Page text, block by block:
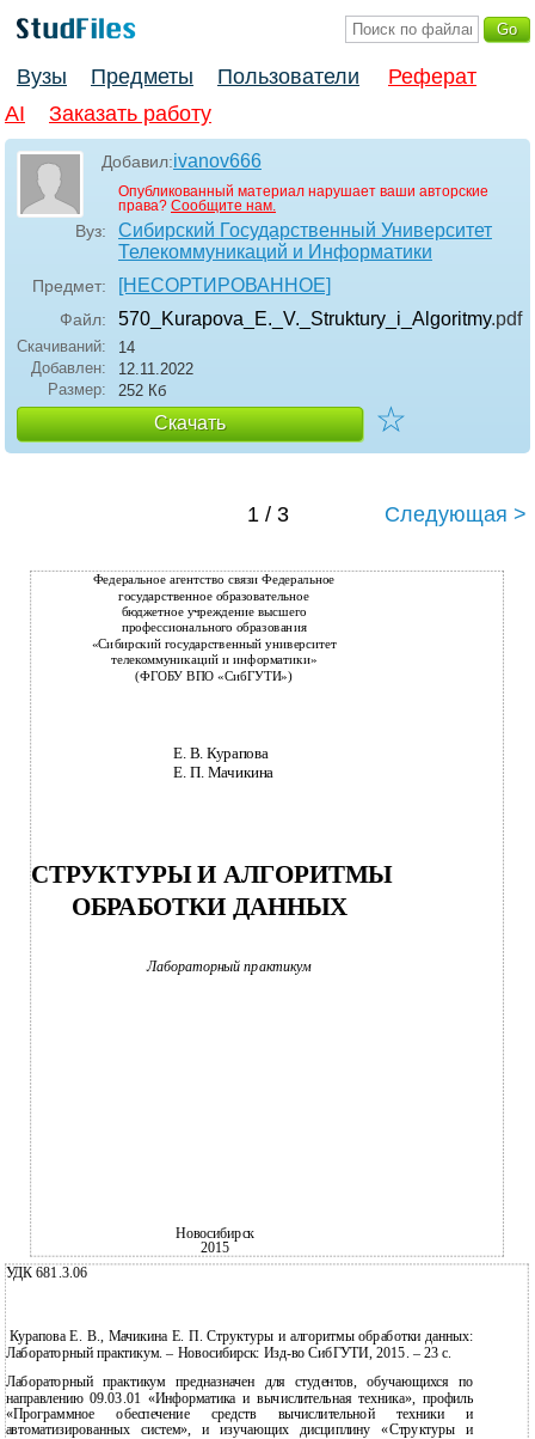
Вузы Предметы Пользователи
Реферат
AI
Заказать работу
Добавил:ivanov666
Опубликованный материал нарушает ваши авторские
права? Сообщите нам.
Вуз:
Сибирский Государственный Университет
Телекоммуникаций и Информатики
Предмет: [НЕСОРТИРОВАННОЕ]
Файл: 570_Kurapova_E._V._Struktury_i_Algoritmy.pdf
Скачиваний:
14
Добавлен:
12.11.2022
Размер:
252 Кб
Скачать ☆
1 / 3 Следующая >
Федеральное агентство связи Федеральное
государственное образовательное
бюджетное учреждение высшего
профессионального образования
«Сибирский государственный университет
телекоммуникаций и информатики»
(ФГОБУ ВПО «СибГУТИ»)
Е. В. Курапова
Е. П. Мачикина
СТРУКТУРЫ И АЛГОРИТМЫ
ОБРАБОТКИ ДАННЫХ
Лабораторный практикум
Новосибирск
2015
УДК 681.3.06
Курапова Е. В., Мачикина Е. П. Структуры и алгоритмы обработки данных:
Лабораторный практикум. – Новосибирск: Изд-во СибГУТИ, 2015. – 23 с.
Лабораторный практикум предназначен для студентов, обучающихся по
направлению 09.03.01 «Информатика и вычислительная техника», профиль
«Программное обеспечение средств вычислительной техники и
автоматизированных систем», и изучающих дисциплину «Структуры и